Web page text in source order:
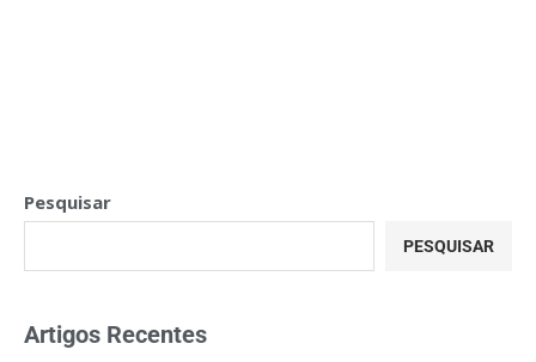
Pesquisar
PESQUISAR
Artigos Recentes